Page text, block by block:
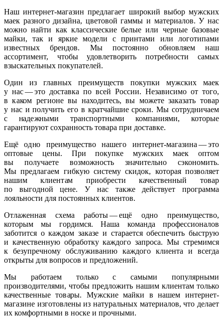
Наш интернет-магазин предлагает широкий выбор мужских
маек разного дизайна, цветовой гаммы и материалов. У нас
можно найти как классические белые или черные базовые
майки, так и яркие модели с принтами или логотипами
известных брендов. Мы постоянно обновляем наш
ассортимент, чтобы удовлетворить потребности самых
взыскательных покупателей.
Один из главных преимуществ покупки мужских маек
у нас — это доставка по всей России. Независимо от того,
в каком регионе вы находитесь, вы можете заказать товар
у нас и получить его в кратчайшие сроки. Мы сотрудничаем
с надежными транспортными компаниями, которые
гарантируют сохранность товара при доставке.
Ещё одно преимущество нашего интернет-магазина — это
оптовые цены. При покупке мужских маек оптом
вы получаете возможность значительно сэкономить.
Мы предлагаем гибкую систему скидок, которая позволяет
нашим клиентам приобрести качественный товар
по выгодной цене. У нас также действует программа
лояльности для постоянных клиентов.
Отлаженная схема работы — ещё одно преимущество,
которым мы гордимся. Наша команда профессионалов
заботится о каждом заказе и старается обеспечить быструю
и качественную обработку каждого запроса. Мы стремимся
к безупречному обслуживанию каждого клиента и всегда
открыты для вопросов и предложений.
Мы работаем только с самыми популярными
производителями, чтобы предложить нашим клиентам только
качественные товары. Мужские майки в нашем интернет-
магазине изготовлены из натуральных материалов, что делает
их комфортными в носке и прочными.